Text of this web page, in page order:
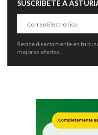
SUSCRÍBETE A
Recibe directamente en tu
mejores ofertas.